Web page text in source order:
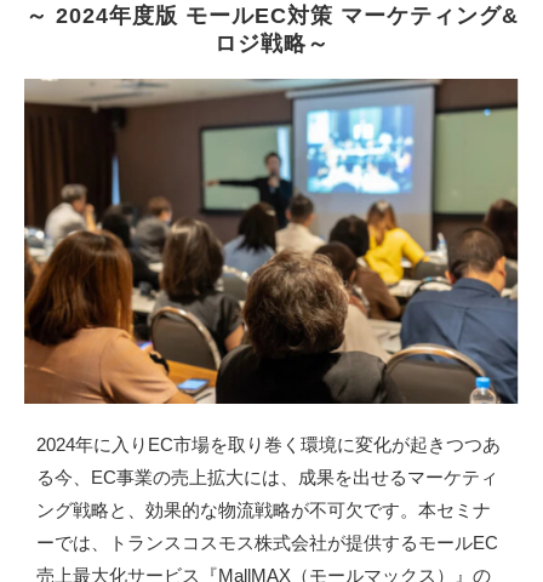
～ 2024年度版 モールEC対策 マーケティング&
ロジ戦略～
2024年に入りEC市場を取り巻く環境に変化が起きつつあ
る今、EC事業の売上拡大には、成果を出せるマーケティ
ング戦略と、効果的な物流戦略が不可欠です。本セミナ
ーでは、トランスコスモス株式会社が提供するモールEC
売上最大化サービス『MallMAX（モールマックス）』の